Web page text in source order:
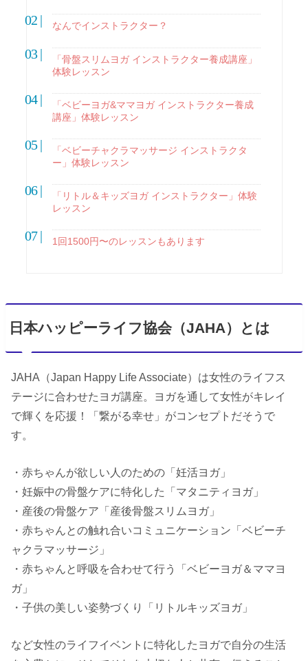
なんでインストラクター？
「骨盤スリムヨガ インストラクター養成講座」
体験レッスン
「ベビーヨガ&ママヨガ インストラクター養成
講座」体験レッスン
「ベビーチャクラマッサージ インストラクタ
ー」体験レッスン
「リトル＆キッズヨガ インストラクター」体験
レッスン
1回1500円〜のレッスンもあります
日本ハッピーライフ協会（JAHA）とは
JAHA（Japan Happy Life Associate）は女性のライフス
テージに合わせたヨガ講座。ヨガを通して女性がキレイ
で輝くを応援！「繋がる幸せ」がコンセプトだそうで
す。
・赤ちゃんが欲しい人のための「妊活ヨガ」
・妊娠中の骨盤ケアに特化した「マタニティヨガ」
・産後の骨盤ケア「産後骨盤スリムヨガ」
・赤ちゃんとの触れ合いコミュニケーション「ベビーチ
ャクラマッサージ」
・赤ちゃんと呼吸を合わせて行う「ベビーヨガ＆ママヨ
ガ」
・子供の美しい姿勢づくり「リトルキッズヨガ」
など女性のライフイベントに特化したヨガで自分の生活